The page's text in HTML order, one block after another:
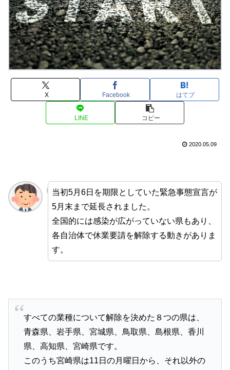
X Facebook はてブ
LINE コピー
2020.05.09
当初5月6日を期限としていた緊急事態宣言が
5月末まで延長されました。
全国的には感染が広がっていない県もあり、
各自治体で休業要請を解除する動きがありま
す。
すべての業種について解除を決めた８つの県は、
青森県、岩手県、宮城県、鳥取県、島根県、香川
県、高知県、宮崎県です。
このうち宮崎県は11日の月曜日から、それ以外の